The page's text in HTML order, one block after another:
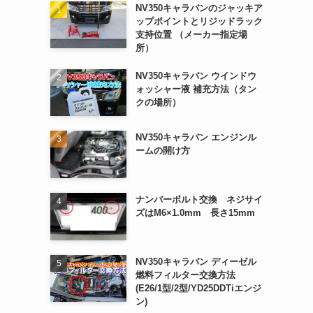
NV350キャラバンのジャッキア
ップポイントとリジッドラック
支持位置 （メーカー指定場
所）
NV350キャラバン ウインドウ
ォッシャー液 補充方法（タン
クの場所）
NV350キャラバン エンジンル
ームの開け方
ナンバーボルト交換 ネジサイ
ズはM6×1.0mm 長さ15mm
NV350キャラバン ディーゼル
燃料フィルター交換方法
(E26/1型/2型/YD25DDTiエンジ
ン)